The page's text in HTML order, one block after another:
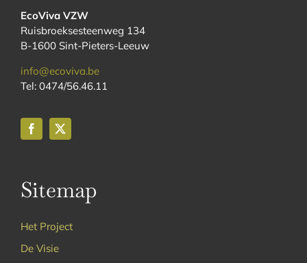
EcoViva VZW
Ruisbroeksesteenweg 134
B-1600 Sint-Pieters-Leeuw
info@ecoviva.be
Tel: 0474/56.46.11
Sitemap
Het Project
De Visie